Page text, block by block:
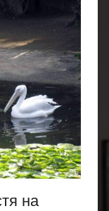
на